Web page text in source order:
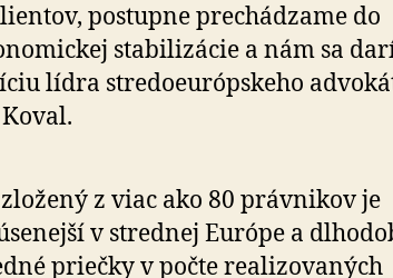
postupne prechádzame do
stabilizácie a nám sa
lídra stredoeurópskeho
z viac ako 80 právnikov je
v strednej Európe a
priečky v počte realizovaných